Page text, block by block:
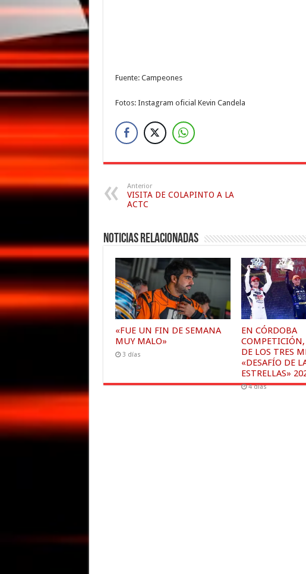
Fuente: Campeones
Fotos: Instagram oficial Kevin Candela
Anterior
VISITA DE COLAPINTO A LA
ACTC
Noticias relacionadas
«FUE UN FIN DE SEMANA
MUY MALO»
3 días
EN CÓRDOBA
COMPETICIÓN,
DE LOS TRES
«DESAFÍO DE
ESTRELLAS»
4 días